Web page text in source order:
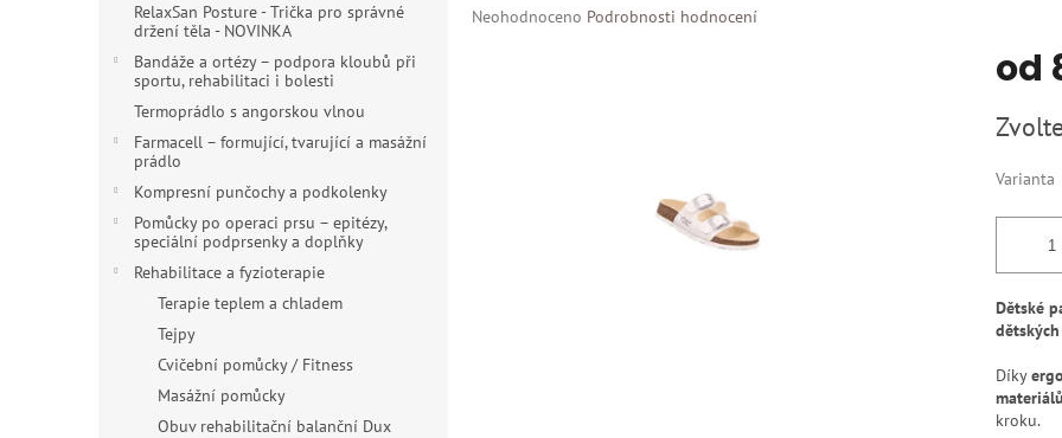
RelaxSan Posture - Trička pro správné
držení těla - NOVINKA
Bandáže a ortézy – podpora kloubů při
sportu, rehabilitaci i bolesti
Termoprádlo s angorskou vlnou
Farmacell – formující, tvarující a masážní
prádlo
Kompresní punčochy a podkolenky
Pomůcky po operaci prsu – epitézy,
speciální podprsenky a doplňky
Rehabilitace a fyzioterapie
Terapie teplem a chladem
Tejpy
Cvičební pomůcky / Fitness
Masážní pomůcky
Obuv rehabilitační balanční Dux
Průměrné
Neohodnoceno Podrobnosti hodnocení
od
cena:
Varianta
Dětské
Díky
kroku.